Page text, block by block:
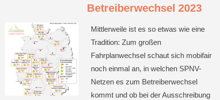
Betreiberwechsel 2023
Mittlerweile ist es so etwas wie eine
Tradition: Zum großen
Fahrplanwechsel schaut sich mobifair
noch einmal an, in welchen SPNV-
Netzen es zum Betreiberwechsel
kommt und ob bei der Ausschreibung